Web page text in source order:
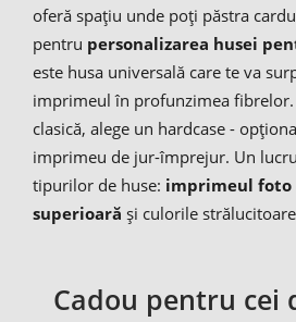
oferă spațiu unde poți păstra
pentru personalizarea husei
este husa universală care te va
imprimeul în profunzimea
clasică, alege un hardcase -
imprimeu de jur-împrejur. Un
tipurilor de huse: imprimeul foto
superioară și culorile
Cadou pentru cei